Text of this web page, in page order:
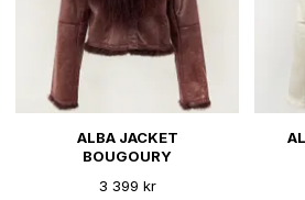
ALBA JACKET
BOUGOURY
3 399 kr